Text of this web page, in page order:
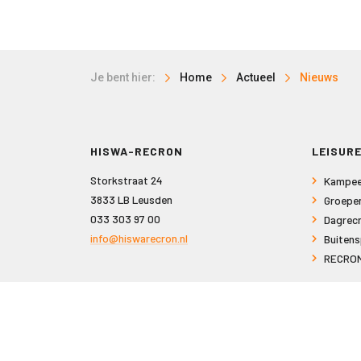
Je bent hier: Home Actueel Nieuws
HISWA-RECRON
Storkstraat 24
3833 LB Leusden
033 303 97 00
info@hiswarecron.nl